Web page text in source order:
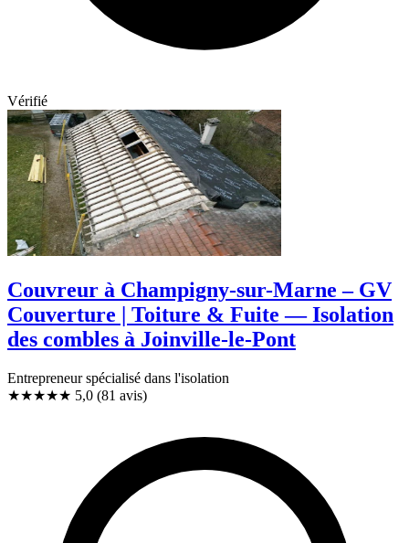
Vérifié
Couvreur à Champigny-sur-Marne – GV
Couverture | Toiture & Fuite — Isolation
des combles à Joinville-le-Pont
Entrepreneur spécialisé dans l'isolation
★★★★★ 5,0 (81 avis)